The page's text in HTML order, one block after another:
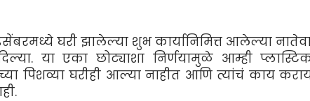
घरी झालेल्या शुभ कार्यानिमित्त आलेल्या
या एका छोट्याशा निर्णयामुळे आम्ही
पिशव्या घरीही आल्या नाहीत आणि त्यांचं काय